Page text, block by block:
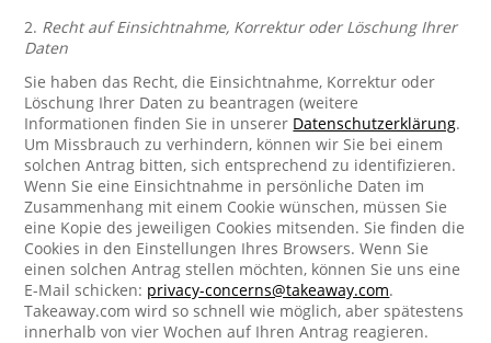
2. Recht auf Einsichtnahme, Korrektur oder Löschung Ihrer
Daten
Sie haben das Recht, die Einsichtnahme, Korrektur oder
Löschung Ihrer Daten zu beantragen (weitere
Informationen finden Sie in unserer Datenschutzerklärung.
Um Missbrauch zu verhindern, können wir Sie bei einem
solchen Antrag bitten, sich entsprechend zu identifizieren.
Wenn Sie eine Einsichtnahme in persönliche Daten im
Zusammenhang mit einem Cookie wünschen, müssen Sie
eine Kopie des jeweiligen Cookies mitsenden. Sie finden die
Cookies in den Einstellungen Ihres Browsers. Wenn Sie
einen solchen Antrag stellen möchten, können Sie uns eine
E-Mail schicken: privacy-concerns@takeaway.com.
Takeaway.com wird so schnell wie möglich, aber spätestens
innerhalb von vier Wochen auf Ihren Antrag reagieren.